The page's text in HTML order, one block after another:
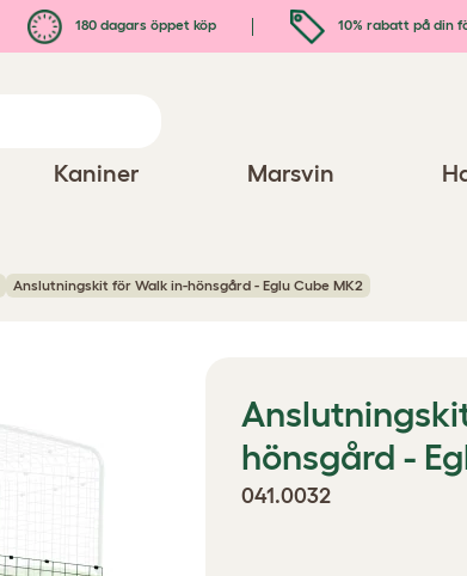
180 dagars öppet köp 10% rabatt på din
Kaniner Marsvin
Anslutningskit för Walk in-hönsgård - Eglu Cube MK2
hönsgård -
041.0032